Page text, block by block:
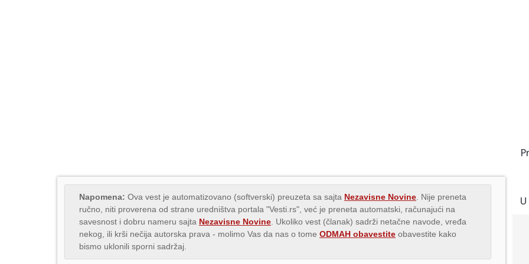
Napomena: Ova vest je automatizovano (softverski) preuzeta sa sajta Nezavisne Novine . Nije preneta
ručno, niti proverena od strane uredništva portala "Vesti.rs", već je preneta automatski, računajući na
savesnost i dobru nameru sajta Nezavisne Novine . Ukoliko vest (članak) sadrži netačne navode, vređa
nekog, ili krši nečija autorska prava - molimo Vas da nas o tome ODMAH obavestite obavestite kako
bismo uklonili sporni sadržaj.